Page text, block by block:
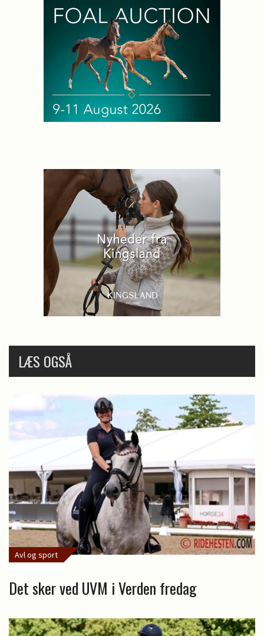
LÆS OGSÅ
Avl og sport
Det sker ved UVM i Verden fredag